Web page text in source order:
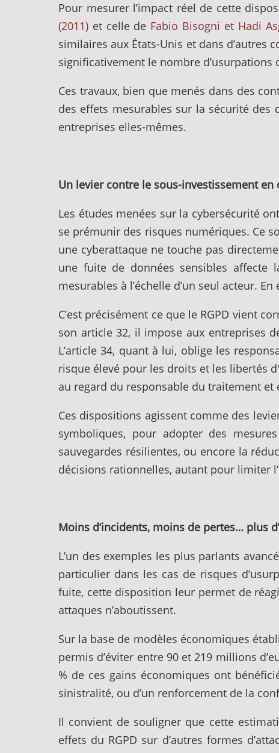
Pour mesurer l’impact réel de cette
(2011) et celle de Fabio Bisogni et Hadi
similaires aux États-Unis et dans
significativement le nombre d’usurpations
Ces travaux, bien que menés dans des
des effets mesurables sur la sécurité
entreprises elles-mêmes.
Un levier contre le sous-investissement en
Les études menées sur la cybersécurité
se prémunir des risques numériques. Ce
une cyberattaque ne touche pas
une fuite de données sensibles affecte
mesurables à l’échelle d’un seul acteur.
C’est précisément ce que le RGPD vient
son article 32, il impose aux entreprises
L’article 34, quant à lui, oblige les
risque élevé pour les droits et les libertés
au regard du responsable du traitement
Ces dispositions agissent comme des
symboliques, pour adopter des
sauvegardes résilientes, ou encore la
décisions rationnelles, autant pour limiter
Moins d’incidents, moins de pertes… plus
L’un des exemples les plus parlants
particulier dans les cas de risques
fuite, cette disposition leur permet de
attaques n’aboutissent.
Sur la base de modèles économiques
permis d’éviter entre 90 et 219 millions
% de ces gains économiques ont
sinistralité, ou d’un renforcement de la
Il convient de souligner que cette
effets du RGPD sur d’autres formes